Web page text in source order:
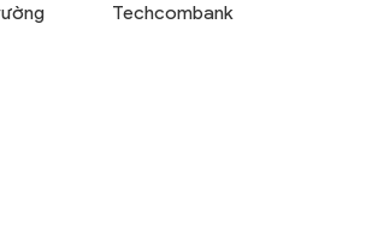
Techcombank